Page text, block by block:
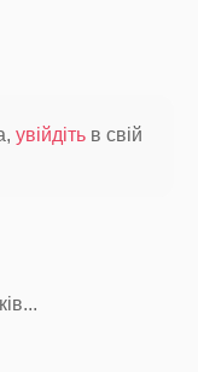
увійдіть в свій